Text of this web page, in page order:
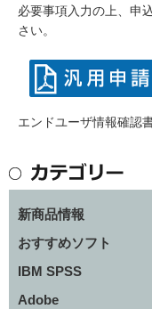
必要事項入力の上、申
さい。
エンドユーザ情報確認
新商品情報
おすすめソフト
IBM SPSS
Adobe